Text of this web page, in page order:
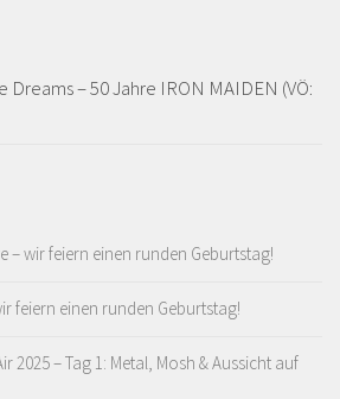
Dreams – 50 Jahre IRON MAIDEN (VÖ:
– wir feiern einen runden Geburtstag!
feiern einen runden Geburtstag!
2025 – Tag 1: Metal, Mosh & Aussicht auf